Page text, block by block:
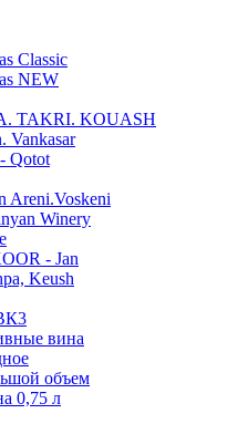
Classic
NEW
TAKRI. KOUASH
Vankasar
Qotot
Areni.Voskeni
Winery
- Jan
Keush
вина
объем
0,75 л